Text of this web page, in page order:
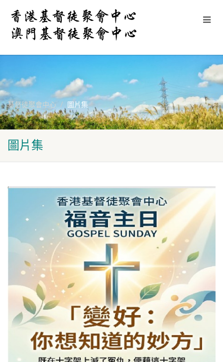
基督徒聚會中心 圖片集
圖片集